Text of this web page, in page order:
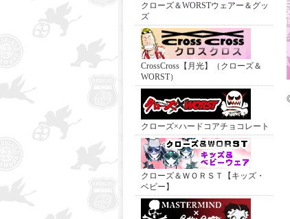
クローズ＆WORSTウェアー＆グッ
ズ
CrossCross【月光】（クローズ＆
WORST）
クローズ×ハードコアチョコレート
クローズ＆ＷＯＲＳＴ【キッズ・
ベビー】